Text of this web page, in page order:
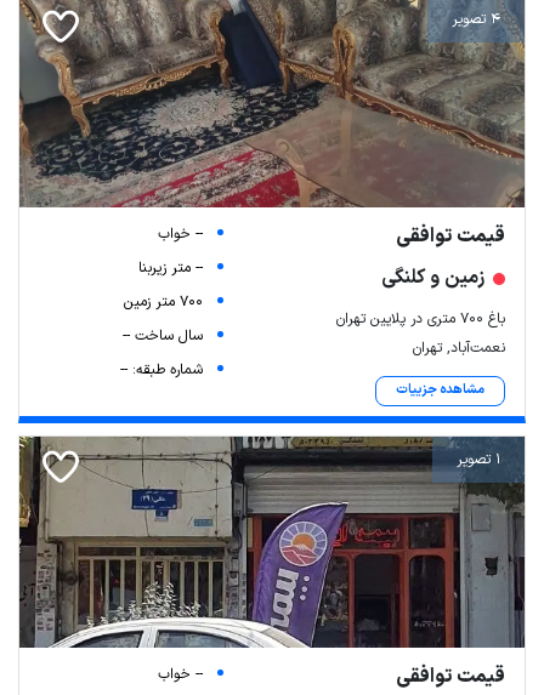
4 تصویر
قیمت توافقی
زمین و کلنگی
باغ ۷۰۰ متری در پلایین تهران
نعمت‌آباد, تهران
مشاهده جزییات
-- خواب
-- متر زیربنا
700 متر زمین
سال ساخت --
شماره طبقه: --
1 تصویر
قیمت توافقی
-- خواب